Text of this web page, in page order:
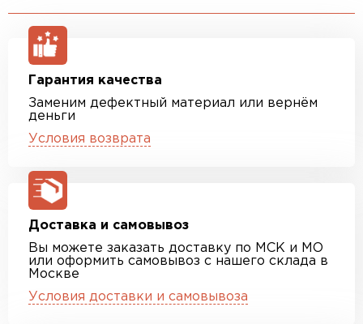
Гарантия качества
Заменим дефектный материал или вернём
деньги
Условия возврата
Доставка и самовывоз
Вы можете заказать доставку по МСК и МО
или оформить самовывоз с нашего склада в
Москве
Условия доставки и самовывоза